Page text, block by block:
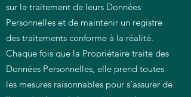
sur le traitement de leurs Données
Personnelles et de maintenir un registre
des traitements conforme à la réalité.
Chaque fois que la Propriétaire traite des
Données Personnelles, elle prend toutes
les mesures raisonnables pour s’assurer de